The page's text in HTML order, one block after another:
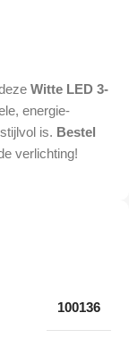
Witte LED 3-
energie-
is. Bestel
verlichting!
100136